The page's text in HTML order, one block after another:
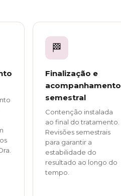
🏁
Finalização e
acompanhamento
semestral
Contenção instalada
ao final do tratamento.
Revisões semestrais
para garantir a
estabilidade do
resultado ao longo do
tempo.